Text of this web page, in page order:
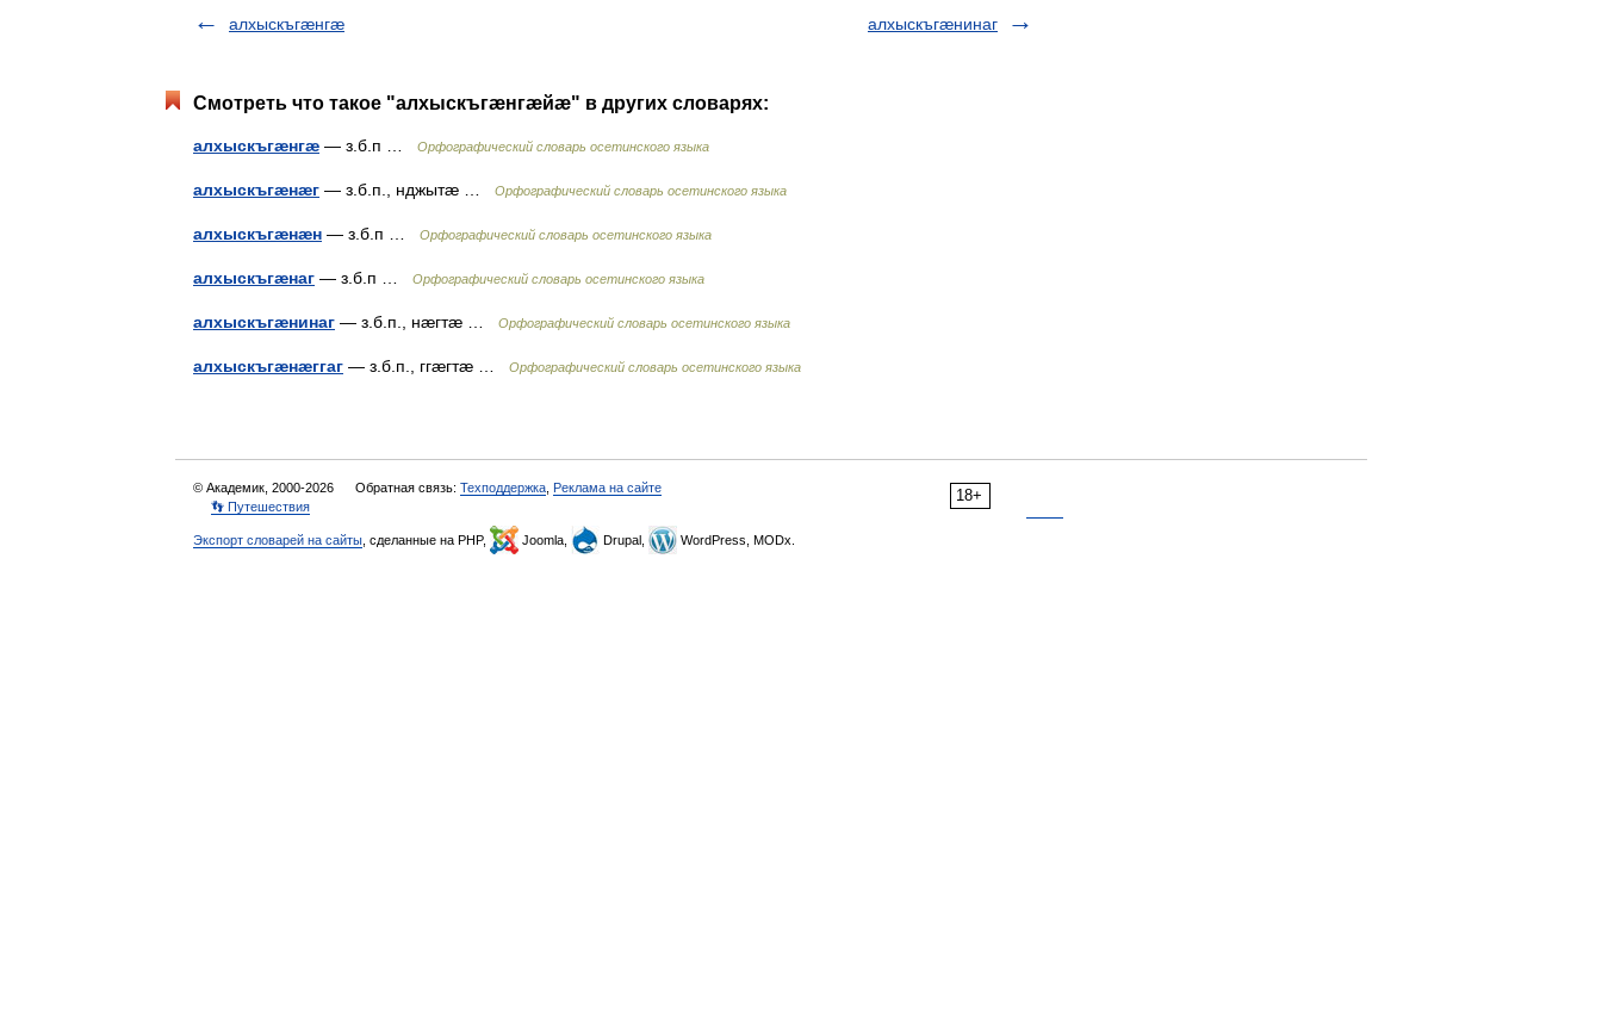
алхыскъгæнгæ
алхыскъгæнинаг
Смотреть что такое "алхыскъгæнгæйæ" в других словарях:
алхыскъгæнгæ — з.б.п … Орфографический словарь осетинского языка
алхыскъгæнæг — з.б.п., нджытæ … Орфографический словарь осетинского языка
алхыскъгæнæн — з.б.п … Орфографический словарь осетинского языка
алхыскъгæнаг — з.б.п … Орфографический словарь осетинского языка
алхыскъгæнинаг — з.б.п., нæгтæ … Орфографический словарь осетинского языка
алхыскъгæнæггаг — з.б.п., ггæгтæ … Орфографический словарь осетинского языка
18+
© Академик, 2000-2026 Обратная связь: Техподдержка Реклама на сайте
👣 Путешествия
Экспорт словарей на сайты , сделанные на PHP, Joomla, Drupal, WordPress, MODx.